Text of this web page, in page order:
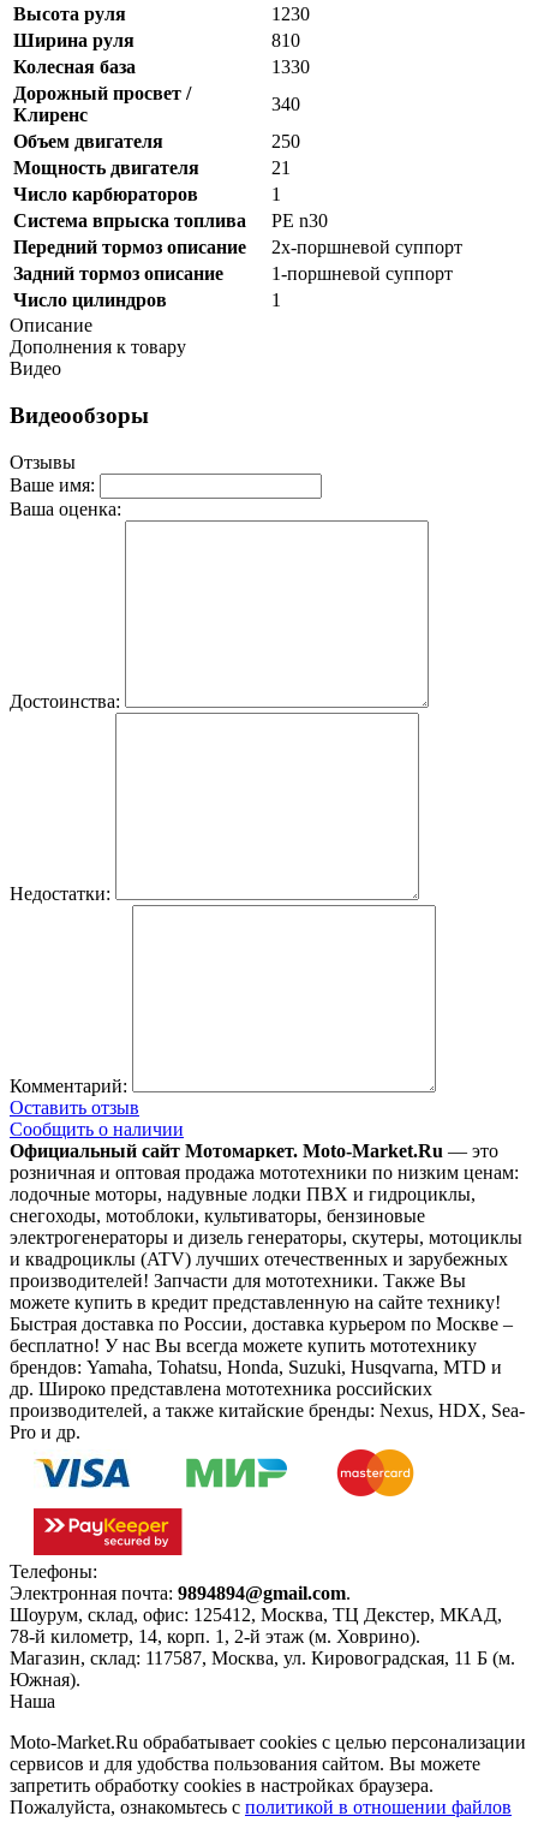
Высота руля
1230
Ширина руля
810
Колесная база
1330
Дорожный просвет /
Клиренс
340
Объем двигателя
250
Мощность двигателя
21
Число карбюраторов
1
Система впрыска топлива
PE n30
Передний тормоз описание
2х-поршневой суппорт
Задний тормоз описание
1-поршневой суппорт
Число цилиндров
1
Описание
Дополнения к товару
Видео
Видеообзоры
Отзывы
Ваше имя:
Ваша оценка:
Достоинства:
Недостатки:
Комментарий:
Оставить отзыв
Сообщить о наличии
Официальный сайт Мотомаркет. Moto-Market.Ru — это
розничная и оптовая продажа мототехники по низким ценам:
лодочные моторы, надувные лодки ПВХ и гидроциклы,
снегоходы, мотоблоки, культиваторы, бензиновые
электрогенераторы и дизель генераторы, скутеры, мотоциклы
и квадроциклы (ATV) лучших отечественных и зарубежных
производителей! Запчасти для мототехники. Также Вы
можете купить в кредит представленную на сайте технику!
Быстрая доставка по России, доставка курьером по Москве –
бесплатно! У нас Вы всегда можете купить мототехнику
брендов: Yamaha, Tohatsu, Honda, Suzuki, Husqvarna, MTD и
др. Широко представлена мототехника российских
производителей, а также китайские бренды: Nexus, HDX, Sea-
Pro и др.
Телефоны:
Электронная почта: 9894894@gmail.com.
Шоурум, склад, офис: 125412, Москва, ТЦ Декстер, МКАД,
78-й километр, 14, корп. 1, 2-й этаж (м. Ховрино).
Магазин, склад: 117587, Москва, ул. Кировоградская, 11 Б (м.
Южная).
Наша
Moto-Market.Ru обрабатывает сookies с целью персонализации
сервисов и для удобства пользования сайтом. Вы можете
запретить обработку сookies в настройках браузера.
Пожалуйста, ознакомьтесь с политикой в отношении файлов